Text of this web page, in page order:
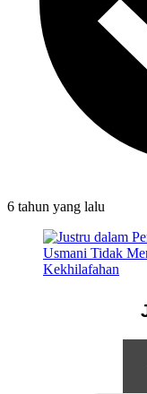
6 tahun yang lalu